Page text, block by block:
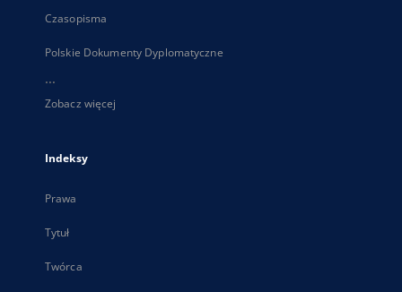
Czasopisma
Polskie Dokumenty Dyplomatyczne
...
Zobacz więcej
Indeksy
Prawa
Tytuł
Twórca